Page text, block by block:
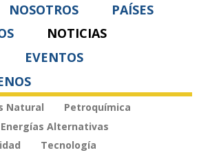
NOSOTROS
PAÍSES
NOTICIAS
EVENTOS
Natural
Petroquímica
Energías Alternativas
Tecnología